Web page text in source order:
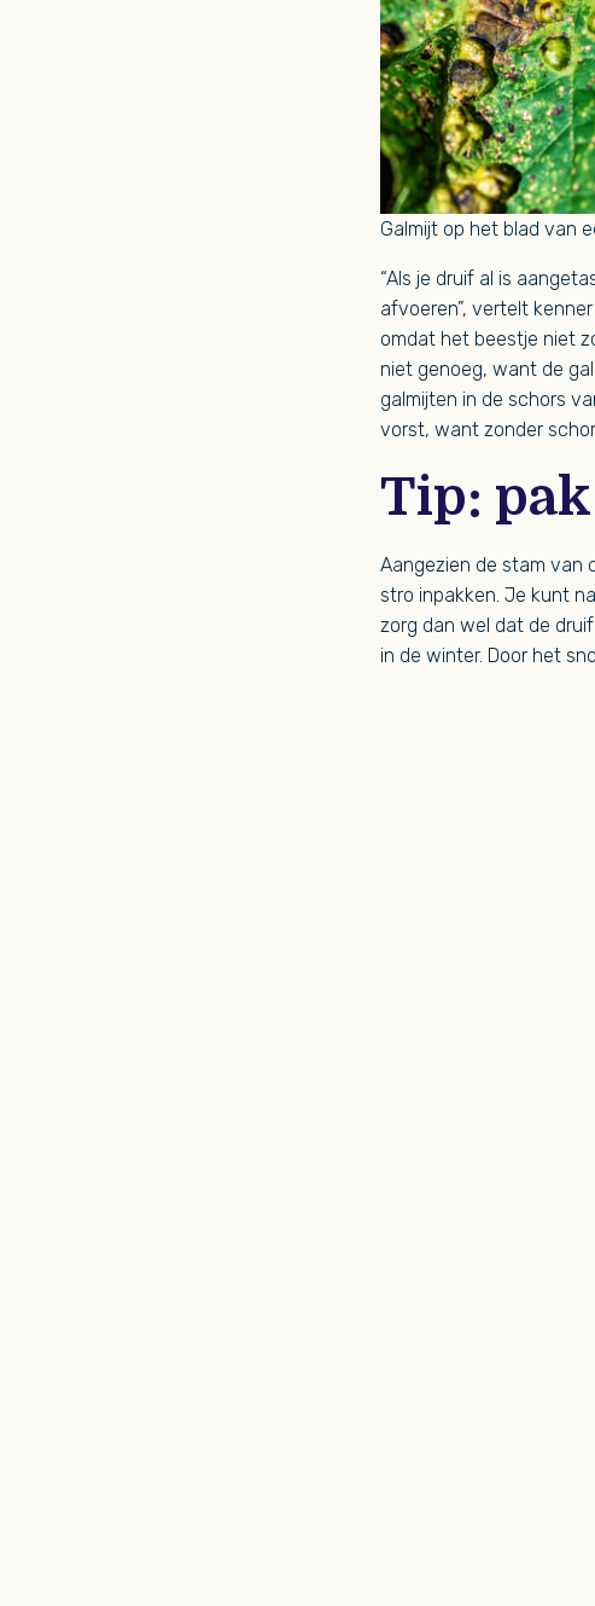
Galmijt op het blad van
“Als je druif al is
afvoeren”, vertelt
omdat het beestje niet
niet genoeg, want de
galmijten in de schors
vorst, want zonder
Tip:
Aangezien de stam van
stro inpakken. Je kunt
zorg dan wel dat de
in de winter. Door het